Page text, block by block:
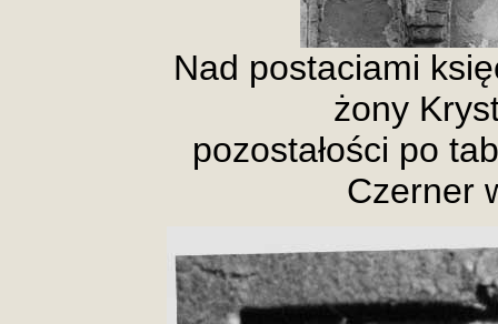
Nad postaciami
żony
pozostałości po
Czerner